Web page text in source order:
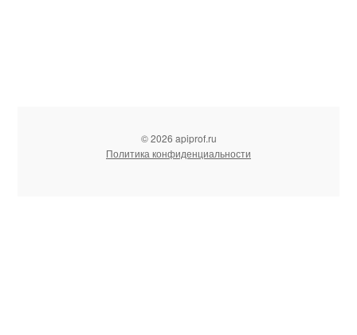
© 2026 apiprof.ru
Политика конфиденциальности